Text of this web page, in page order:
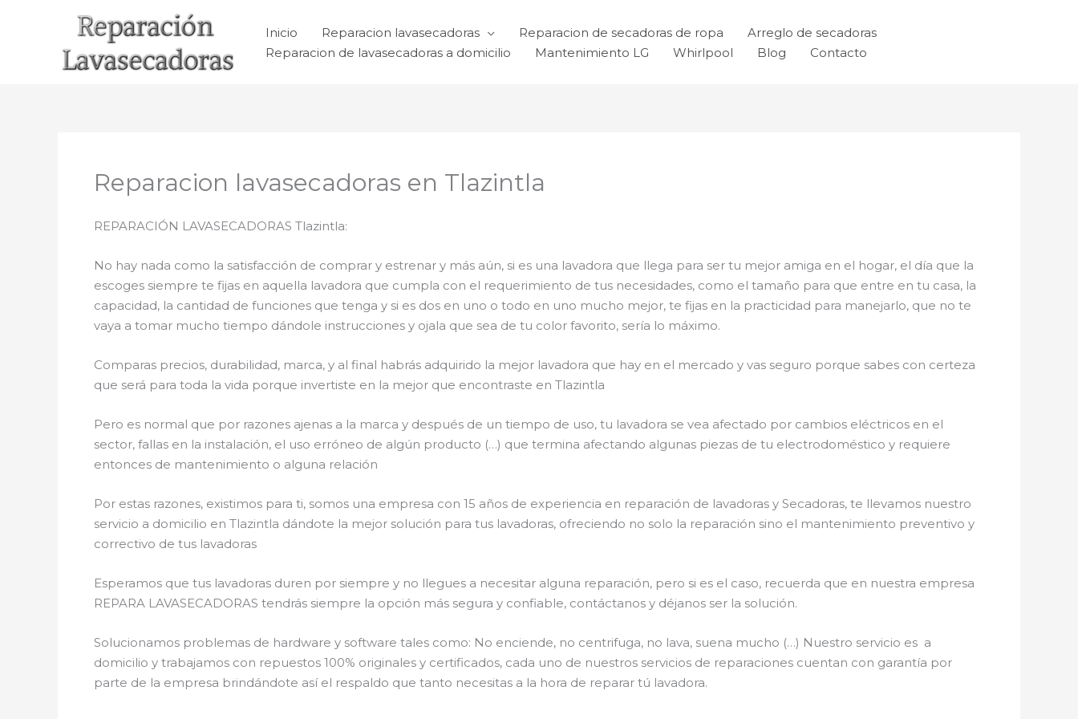
Inicio Reparacion lavasecadoras Reparacion de secadoras de ropa
Arreglo de secadoras
Reparacion de lavasecadoras a domicilio
Mantenimiento LG Whirlpool Blog Contacto
Reparacion lavasecadoras en Tlazintla
REPARACIÓN LAVASECADORAS Tlazintla:
No hay nada como la satisfacción de comprar y estrenar y más aún, si es una lavadora que llega para ser tu mejor amiga en el hogar, el día que la
escoges siempre te fijas en aquella lavadora que cumpla con el requerimiento de tus necesidades, como el tamaño para que entre en tu casa, la
capacidad, la cantidad de funciones que tenga y si es dos en uno o todo en uno mucho mejor, te fijas en la practicidad para manejarlo, que no te
vaya a tomar mucho tiempo dándole instrucciones y ojala que sea de tu color favorito, sería lo máximo.
Comparas precios, durabilidad, marca, y al final habrás adquirido la mejor lavadora que hay en el mercado y vas seguro porque sabes con certeza
que será para toda la vida porque invertiste en la mejor que encontraste en Tlazintla
Pero es normal que por razones ajenas a la marca y después de un tiempo de uso, tu lavadora se vea afectado por cambios eléctricos en el
sector, fallas en la instalación, el uso erróneo de algún producto (…) que termina afectando algunas piezas de tu electrodoméstico y requiere
entonces de mantenimiento o alguna relación
Por estas razones, existimos para ti, somos una empresa con 15 años de experiencia en reparación de lavadoras y Secadoras, te llevamos nuestro
servicio a domicilio en Tlazintla dándote la mejor solución para tus lavadoras, ofreciendo no solo la reparación sino el mantenimiento preventivo y
correctivo de tus lavadoras
Esperamos que tus lavadoras duren por siempre y no llegues a necesitar alguna reparación, pero si es el caso, recuerda que en nuestra empresa
REPARA LAVASECADORAS tendrás siempre la opción más segura y confiable, contáctanos y déjanos ser la solución.
Solucionamos problemas de hardware y software tales como: No enciende, no centrifuga, no lava, suena mucho (…) Nuestro servicio es a
domicilio y trabajamos con repuestos 100% originales y certificados, cada uno de nuestros servicios de reparaciones cuentan con garantía por
parte de la empresa brindándote así el respaldo que tanto necesitas a la hora de reparar tú lavadora.